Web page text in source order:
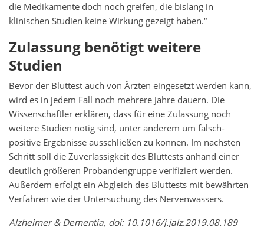
die Medikamente doch noch greifen, die bislang in
klinischen Studien keine Wirkung gezeigt haben.“
Zulassung benötigt weitere
Studien
Bevor der Bluttest auch von Ärzten eingesetzt werden kann,
wird es in jedem Fall noch mehrere Jahre dauern. Die
Wissenschaftler erklären, dass für eine Zulassung noch
weitere Studien nötig sind, unter anderem um falsch-
positive Ergebnisse ausschließen zu können. Im nächsten
Schritt soll die Zuverlässigkeit des Bluttests anhand einer
deutlich größeren Probandengruppe verifiziert werden.
Außerdem erfolgt ein Abgleich des Bluttests mit bewährten
Verfahren wie der Untersuchung des Nervenwassers.
Alzheimer & Dementia, doi: 10.1016/j.jalz.2019.08.189